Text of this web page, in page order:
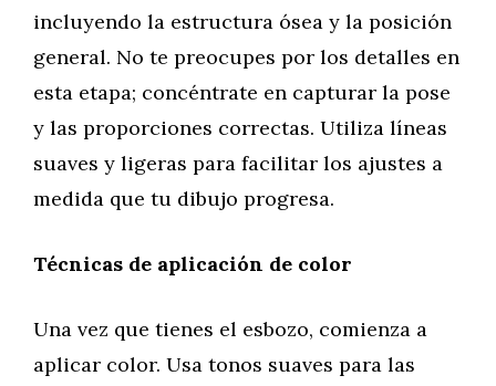
incluyendo la estructura ósea y la posición
general. No te preocupes por los detalles en
esta etapa; concéntrate en capturar la pose
y las proporciones correctas. Utiliza líneas
suaves y ligeras para facilitar los ajustes a
medida que tu dibujo progresa.
Técnicas de aplicación de color
Una vez que tienes el esbozo, comienza a
aplicar color. Usa tonos suaves para las